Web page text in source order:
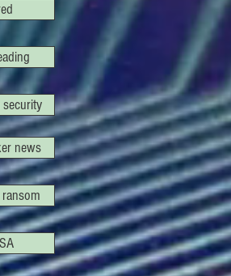
news